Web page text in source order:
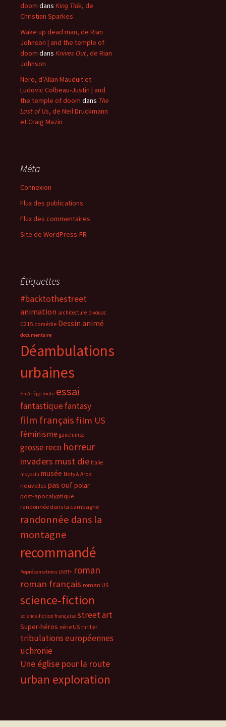
doom dans King Tide, de
Christian Sparkes
Wake up dead man, de Rian
Johnson | and the temple of
doom dans Knives Out, de Rian
Johnson
Nero, d’Allan Mauduit et
Ludovic Colbeau-Justin | and
the temple of doom dans The
Last of Us, de Neil Druckmann
et Craig Mazin
Méta
Connexion
Flux des publications
Flux des commentaires
Site de WordPress-FR
Étiquettes
#backtothestreet
animation architecture bivouac
C215 comédie Dessin animé
documentaire
Déambulations
urbaines
En Ariège toute essai
fantastiquefantasy
film français film US
féminisme gauchimse
grosse reco horreur
invaders must die Italie
moyoshi musée Noty & Aroz
nouvelles pas oufpolar
post-apocalyptique
randonnée dans la campagne
randonnée dans la
montagne
recommandé
Représentations LGBT+ roman
roman français roman US
science-fiction
science-fiction française street art
Super-héros série US thriller
tribulations européennes
uchronie
Une église pour la route
urban exploration